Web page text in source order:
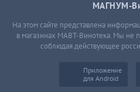
МАГНУМ-
На этом сайте представлена
в магазинах МАВТ-Винотека. Мы не
соблюдая действующее
Приложение
для Android